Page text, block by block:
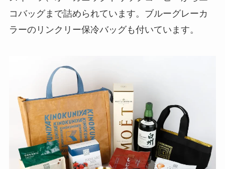
コバッグまで詰められています。ブルーグレーカ
ラーのリンクリー保冷バッグも付いています。